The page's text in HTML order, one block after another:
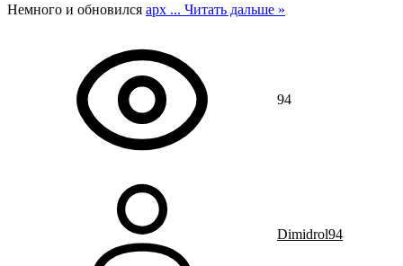
Немного и обновился арх ... Читать дальше »
94
Dimidrol94